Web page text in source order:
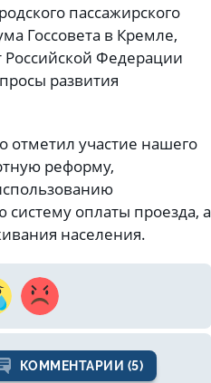
пассажирского
Госсовета в Кремле,
Российской Федерации
развития
отметил участие нашего
реформу,
систему оплаты проезда, а
населения.
КОММЕНТАРИИ (5)